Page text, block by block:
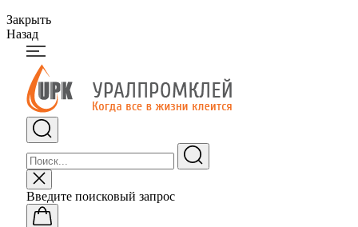
Закрыть
Назад
Введите поисковый запрос